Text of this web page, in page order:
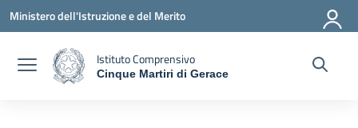
Vai ai contenuti
Vai al menu di navigazione
Vai al footer
Ministero dell'Istruzione e del Merito
Istituto Comprensivo
Cinque Martiri di Gerace